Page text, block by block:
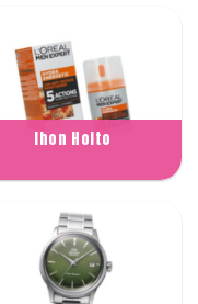
Ihon Hoito